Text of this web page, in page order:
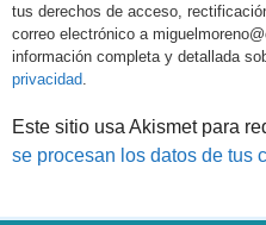
tus derechos de acceso,
correo electrónico a
información completa y detallada
privacidad
Este sitio usa Akismet para
se procesan los datos de tus